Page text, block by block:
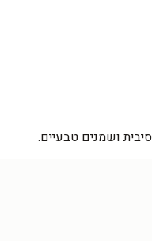
ושמנים טבעיים.